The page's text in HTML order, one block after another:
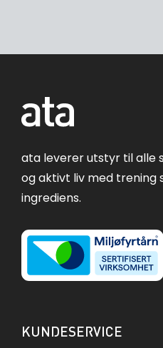
ata leverer utstyr til alle
og aktivt liv med trening
ingrediens.
KUNDESERVICE